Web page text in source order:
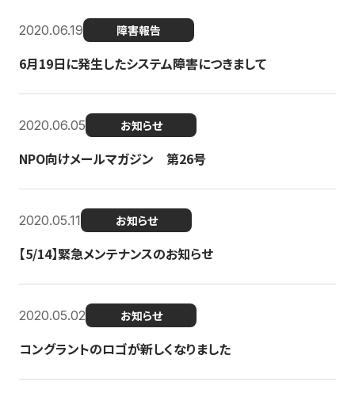
2020.06.19 障害報告
6月19日に発生したシステム障害につきまして
2020.06.05 お知らせ
NPO向けメールマガジン 第26号
2020.05.11 お知らせ
【5/14】緊急メンテナンスのお知らせ
2020.05.02 お知らせ
コングラントのロゴが新しくなりました